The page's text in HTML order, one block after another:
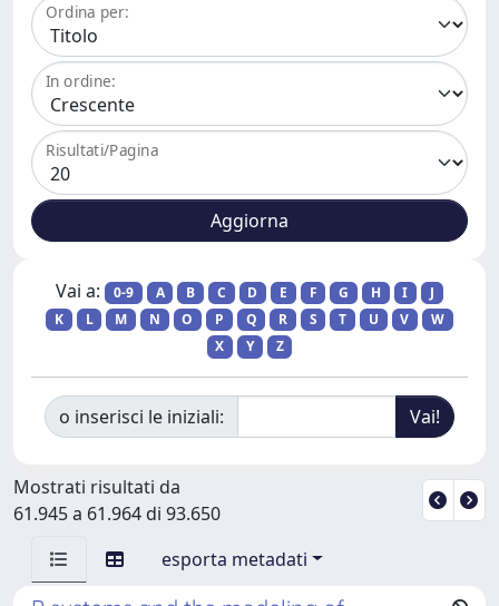
Ordina per:
In ordine:
Risultati/Pagina
Vai a: 0-9 A B C D E F G H I
J
K
L M N O P Q R S T U V
W
X
Y Z
o inserisci le iniziali:
Mostrati risultati da
61.945 a 61.964 di 93.650
esporta metadati